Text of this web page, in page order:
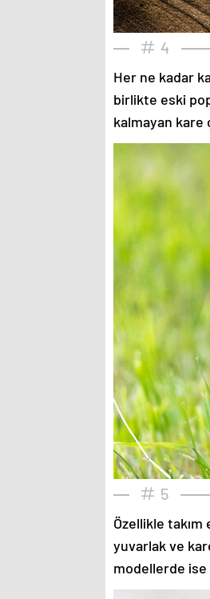
4
Her ne kadar
birlikte eski
kalmayan
5
Özellikle
yuvarlak ve
modellerde